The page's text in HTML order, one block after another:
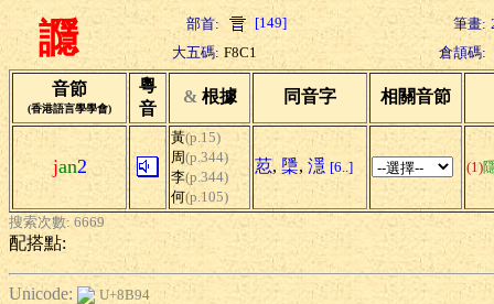
讔 部首: [149] 筆畫:
大五碼: F8C1 倉頡碼:
音節
(香港語言學學會)
粵
音
& 根據 同音字 相關音節
jan2
黃(p.15)
周(p.344)
李(p.344)
何(p.105)
荵, 檃, 濦 [6..] (1)
搜索次數: 6669
配搭點:
Unicode:
U+8B94